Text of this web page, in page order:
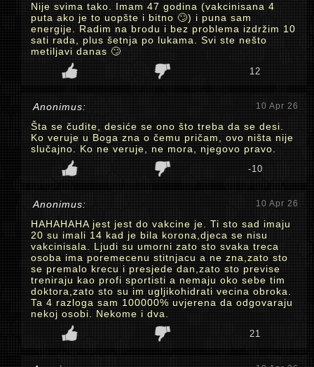
Nije svima tako. Imam 47 godina (vakcinisana 4
puta ako je to uopšte i bitno 🙄) i puna sam
energije. Radim na brodu i bez problema izdržim 10
sati rada, plus šetnja po lukama. Svi ste nešto
metiljavi danas 🙄
12
Anonimus: 10 Apr 26
Šta se čudite, desiće se ono što treba da se desi.
Ko veruje u Boga zna o čemu pričam, ovo ništa nije
slučajno. Ko ne veruje, ne mora, njegovo pravo.
-10
Anonimus: 10 Apr 26
HAHAHAHA jest jest do vakcine je. Ti sto sad imaju
20 su imali 14 kad je bila korona,djeca se nisu
vakcinisala. Ljudi su umorni zato sto svaka treca
osoba ima poremecenu stitnjacu a ne zna,zato sto
se premalo krecu i presjede dan,zato sto previse
treniraju kao profi sportisti a nemaju oko sebe tim
doktora,zato sto su im ugljikohidrati vecina obroka.
Ta 4 razloga sam 100000% uvjerena da odgovaraju
nekoj osobi. Nekome i dva.
21